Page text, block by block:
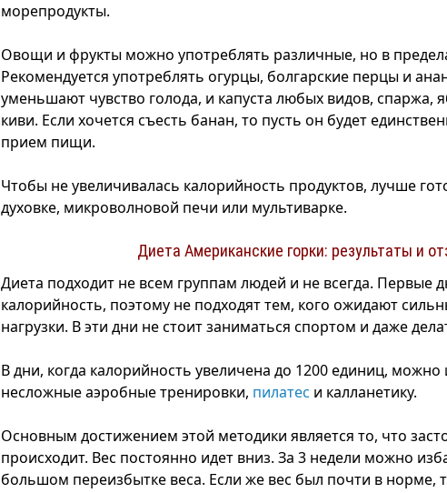
морепродукты.
Овощи и фрукты можно употреблять различные, но в
Рекомендуется употреблять огурцы, болгарские перцы и
уменьшают чувство голода, и капуста любых видов, спаржа,
киви. Если хочется съесть банан, то пусть он будет
прием пищи.
Чтобы не увеличивалась калорийность продуктов, лучше
духовке, микроволновой печи или мультиварке.
Диета Американские горки: результаты и
Диета подходит не всем группам людей и не всегда. Первые
калорийность, поэтому не подходят тем, кого ожидают
нагрузки. В эти дни не стоит заниматься спортом и даже
В дни, когда калорийность увеличена до 1200 единиц, можно
несложные аэробные тренировки, пилатес и калланетику.
Основным достижением этой методики является то, что
происходит. Вес постоянно идет вниз. За 3 недели можно
большом переизбытке веса. Если же вес был почти в